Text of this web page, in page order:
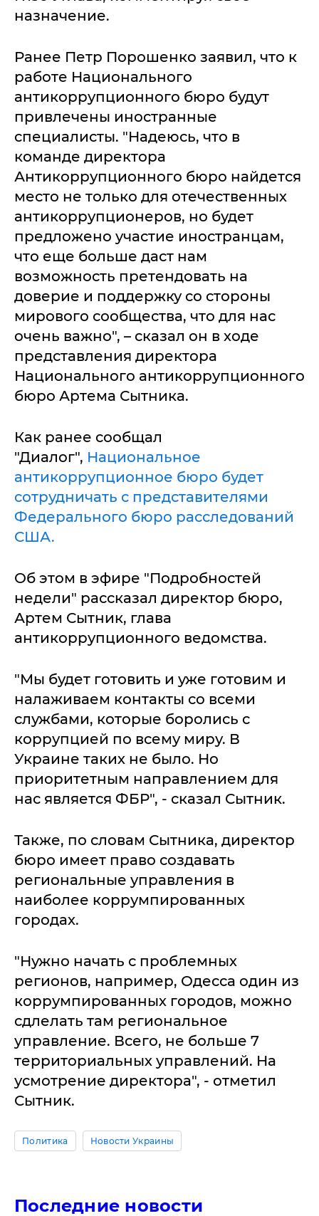
назначение.
Ранее Петр Порошенко заявил, что к
работе Национального
антикоррупционного бюро будут
привлечены иностранные
специалисты. "Надеюсь, что в
команде директора
Антикоррупционного бюро найдется
место не только для отечественных
антикоррупционеров, но будет
предложено участие иностранцам,
что еще больше даст нам
возможность претендовать на
доверие и поддержку со стороны
мирового сообщества, что для нас
очень важно", – сказал он в ходе
представления директора
Национального антикоррупционного
бюро Артема Сытника.
Как ранее сообщал
"Диалог", Национальное
антикоррупционное бюро будет
сотрудничать с представителями
Федерального бюро расследований
США.
Об этом в эфире "Подробностей
недели" рассказал директор бюро,
Артем Сытник, глава
антикоррупционного ведомства.
"Мы будет готовить и уже готовим и
налаживаем контакты со всеми
службами, которые боролись с
коррупцией по всему миру. В
Украине таких не было. Но
приоритетным направлением для
нас является ФБР", - сказал Сытник.
Также, по словам Сытника, директор
бюро имеет право создавать
региональные управления в
наиболее коррумпированных
городах.
"Нужно начать с проблемных
регионов, например, Одесса один из
коррумпированных городов, можно
сдлелать там региональное
управление. Всего, не больше 7
территориальных управлений. На
усмотрение директора", - отметил
Сытник.
Политика Новости Украины
Последние новости